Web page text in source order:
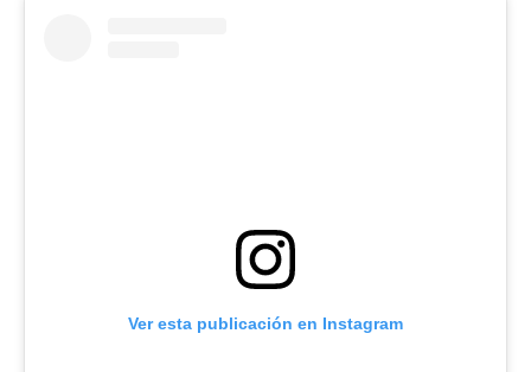
Ver esta publicación en Instagram